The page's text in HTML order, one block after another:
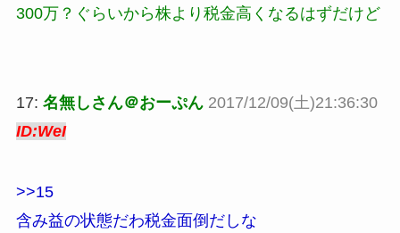
300万？ぐらいから株より税金高くなるはずだけど
17: 名無しさん＠おーぷん 2017/12/09(土)21:36:30
ID:WeI
>>15
含み益の状態だわ税金面倒だしな